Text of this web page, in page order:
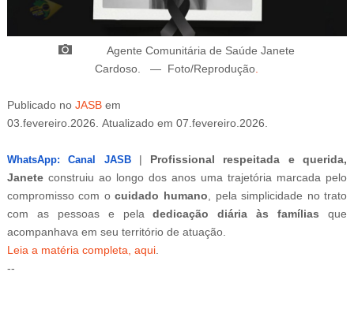
Agente Comunitária de Saúde Janete
Cardoso.
— Foto/Reprodução.
Publicado no JASB em
03.fevereiro.2026. Atualizado em 07.fevereiro.2026.
WhatsApp: Canal JASB | Profissional respeitada e querida,
Janeteconstruiu ao longo dos anos uma trajetória marcada pelo
compromisso com ocuidado humano, pela simplicidade no trato
com as pessoas e peladedicação diária às famíliasque
acompanhava em seu território de atuação.
Leia a matéria completa, aqui.
--